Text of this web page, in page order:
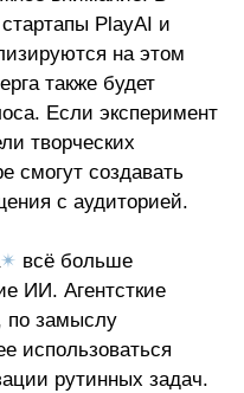
PlayAI и
на этом
также будет
Если эксперимент
творческих
смогут создавать
с аудиторией.
✴ всё больше
ИИ. Агентсткие
по замыслу
использоваться
рутинных задач.